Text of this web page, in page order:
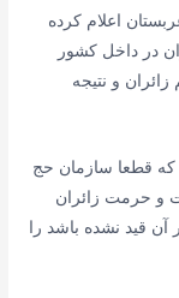
اعلام کرده
در داخل کشور
و نتیجه
که قطعا سازمان حج
و حرمت زائران
قید نشده باشد را